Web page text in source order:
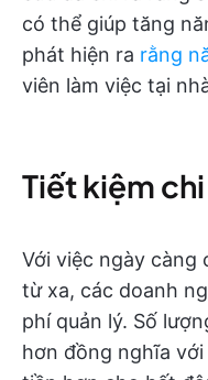
có thể giúp tăng
phát hiện ra rằng
viên làm việc tại
Tiết kiệm
Với việc ngày càng
từ xa, các doanh
phí quản lý. Số
hơn đồng nghĩa